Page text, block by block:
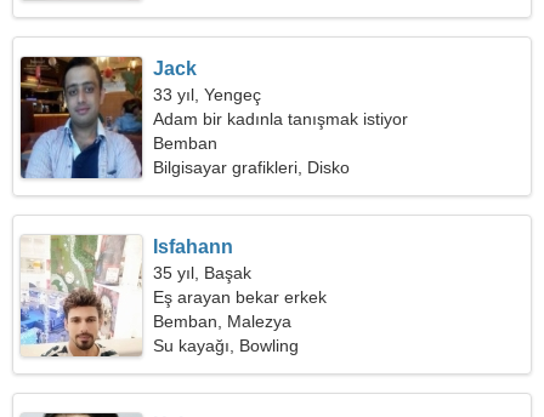
Jack
33 yıl, Yengeç
Adam bir kadınla tanışmak istiyor
Bemban
Bilgisayar grafikleri, Disko
Isfahann
35 yıl, Başak
Eş arayan bekar erkek
Bemban, Malezya
Su kayağı, Bowling